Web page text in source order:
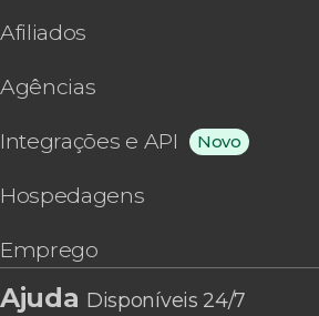
Afiliados
Agências
Integrações e API Novo
Hospedagens
Emprego
Ajuda Disponíveis 24/7